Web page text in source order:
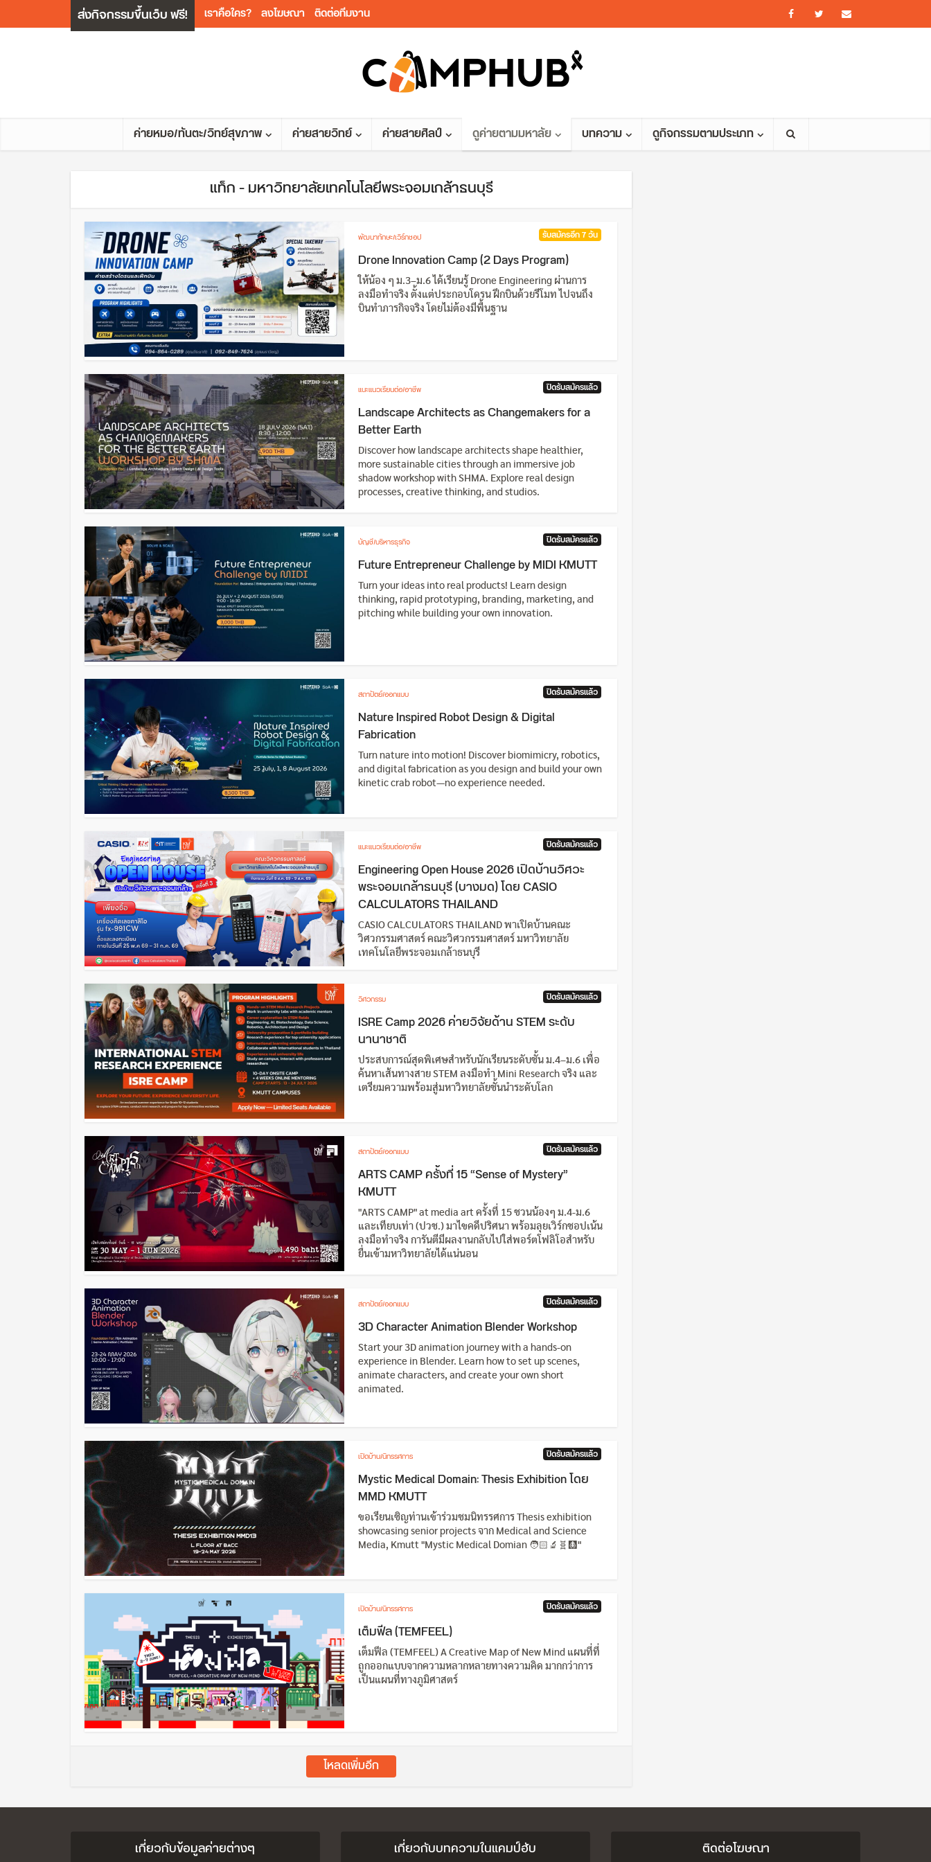
ส่งกิจกรรมขึ้นเว็บ ฟรี! เราคือใคร? ลงโฆษณา ติดต่อทีมงาน
ค่ายหมอ/ทันตะ/วิทย์สุขภาพ ค่ายสายวิทย์ ค่ายสายศิลป์ ดูค่ายตามมหาลัย บทความ ดูกิจกรรมตามประเภท
แท็ก - มหาวิทยาลัยเทคโนโลยีพระจอมเกล้าธนบุรี
พัฒนาทักษะ/เวิร์กชอป รับสมัครอีก 7 วัน
Drone Innovation Camp (2 Days Program)
ให้น้อง ๆ ม.3–ม.6 ได้เรียนรู้ Drone Engineering ผ่านการ
ลงมือทำจริง ตั้งแต่ประกอบโดรน ฝึกบินด้วยรีโมท ไปจนถึง
บินทำภารกิจจริง โดยไม่ต้องมีพื้นฐาน
แนะแนวเรียนต่อ/อาชีพ ปิดรับสมัครแล้ว
Landscape Architects as Changemakers for a
Better Earth
Discover how landscape architects shape healthier,
more sustainable cities through an immersive job
shadow workshop with SHMA. Explore real design
processes, creative thinking, and studios.
บัญชี/บริหารธุรกิจ ปิดรับสมัครแล้ว
Future Entrepreneur Challenge by MIDI KMUTT
Turn your ideas into real products! Learn design
thinking, rapid prototyping, branding, marketing, and
pitching while building your own innovation.
สถาปัตย์/ออกแบบ ปิดรับสมัครแล้ว
Nature Inspired Robot Design & Digital
Fabrication
Turn nature into motion! Discover biomimicry, robotics,
and digital fabrication as you design and build your own
kinetic crab robot—no experience needed.
แนะแนวเรียนต่อ/อาชีพ ปิดรับสมัครแล้ว
Engineering Open House 2026 เปิดบ้านวิศวะ
พระจอมเกล้าธนบุรี (บางมด) โดย CASIO
CALCULATORS THAILAND
CASIO CALCULATORS THAILAND พาเปิดบ้านคณะ
วิศวกรรมศาสตร์ คณะวิศวกรรมศาสตร์ มหาวิทยาลัย
เทคโนโลยีพระจอมเกล้าธนบุรี
วิศวกรรม ปิดรับสมัครแล้ว
ISRE Camp 2026 ค่ายวิจัยด้าน STEM ระดับ
นานาชาติ
ประสบการณ์สุดพิเศษสำหรับนักเรียนระดับชั้น ม.4–ม.6 เพื่อ
ค้นหาเส้นทางสาย STEM ลงมือทำ Mini Research จริง และ
เตรียมความพร้อมสู่มหาวิทยาลัยชั้นนำระดับโลก
สถาปัตย์/ออกแบบ ปิดรับสมัครแล้ว
ARTS CAMP ครั้งที่ 15 “Sense of Mystery”
KMUTT
"ARTS CAMP" at media art ครั้งที่ 15 ชวนน้องๆ ม.4-ม.6
และเทียบเท่า (ปวช.) มาไขคดีปริศนา พร้อมลุยเวิร์กชอปเน้น
ลงมือทำจริง การันตีมีผลงานกลับไปใส่พอร์ตโฟลิโอสำหรับ
ยื่นเข้ามหาวิทยาลัยได้แน่นอน
สถาปัตย์/ออกแบบ ปิดรับสมัครแล้ว
3D Character Animation Blender Workshop
Start your 3D animation journey with a hands-on
experience in Blender. Learn how to set up scenes,
animate characters, and create your own short
animated.
เปิดบ้าน/นิทรรศการ ปิดรับสมัครแล้ว
Mystic Medical Domain: Thesis Exhibition โดย
MMD KMUTT
ขอเรียนเชิญท่านเข้าร่วมชมนิทรรศการ Thesis exhibition
showcasing senior projects จาก Medical and Science
Media, Kmutt "Mystic Medical Domian 🧑🏻‍🔬🧬🩻"
เปิดบ้าน/นิทรรศการ ปิดรับสมัครแล้ว
เต็มฟีล (TEMFEEL)
เต็มฟีล (TEMFEEL) A Creative Map of New Mind แผนที่ที่
ถูกออกแบบจากความหลากหลายทางความคิด มากกว่าการ
เป็นแผนที่ทางภูมิศาสตร์
โหลดเพิ่มอีก
เกี่ยวกับข้อมูลค่ายต่างๆ เกี่ยวกับบทความในแคมป์ฮับ ติดต่อโฆษณา